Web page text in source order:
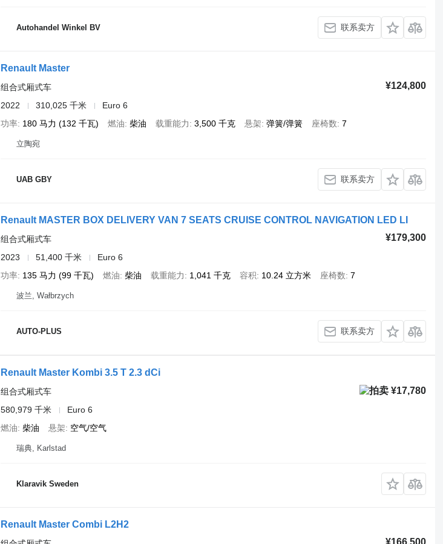
Autohandel Winkel BV 联系卖方
Renault Master
¥124,800
组合式厢式车
2022
310,025 千米
Euro 6
功率 180 马力 (132 千瓦) 燃油 柴油 载重能力 3,500 千克 悬架 弹簧/弹簧 座椅数 7
立陶宛
UAB GBY 联系卖方
Renault MASTER BOX DELIVERY VAN 7 SEATS CRUISE CONTROL NAVIGATION LED LI
¥179,300
组合式厢式车
2023
51,400 千米
Euro 6
功率 135 马力 (99 千瓦) 燃油 柴油 载重能力 1,041 千克 容积 10.24 立方米 座椅数 7
波兰, Wałbrzych
AUTO-PLUS 联系卖方
Renault Master Kombi 3.5 T 2.3 dCi
¥17,780
组合式厢式车
580,979 千米
Euro 6
燃油 柴油 悬架 空气/空气
瑞典, Karlstad
Klaravik Sweden
Renault Master Combi L2H2
¥166,500